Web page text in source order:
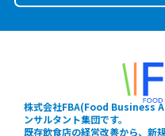
株式会社FBA(Food Business
ンサルタント集団です。
既存飲食店の経営改善から、新